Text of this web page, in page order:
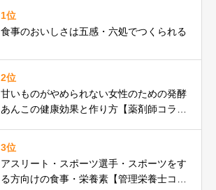
1位
食事のおいしさは五感・六処でつくられる
2位
甘いものがやめられない女性のための発酵
あんこの健康効果と作り方【薬剤師コラ
3位
アスリート・スポーツ選手・スポーツをす
る方向けの食事・栄養素【管理栄養士コラ